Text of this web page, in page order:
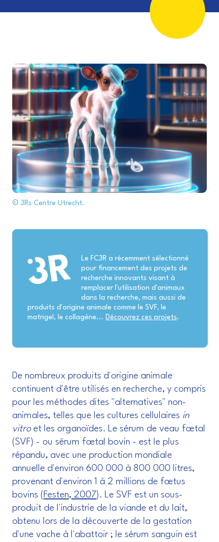
© 3Rs Centre Utrecht.
Le FC3R a récemment sélectionné
pour financement des projets de
recherche innovants visant à
remplacer l'utilisation d'animaux
dans la recherche, mais aussi de
produits d'origine animale comme le SVF, le
matrigel, le collagène... Découvrez ces projets.
De nombreux produits d'origine animale
continuent d'être utilisés en recherche, y compris
pour les méthodes dites "alternatives" non-
animales, telles que les cultures cellulaires in
vitroet les organoïdes. Le sérum de veau fœtal
(SVF) - ou sérum fœtal bovin - est le plus
répandu, avec une production mondiale
annuelle d'environ 600 000 à 800 000 litres,
provenant d'environ 1 à 2 millions de fœtus
bovins ( Festen, 2007). Le SVF est un sous-
produit de l'industrie de la viande et du lait,
obtenu lors de la découverte de la gestation
d'une vache à l'abattoir ; le sérum sanguin est